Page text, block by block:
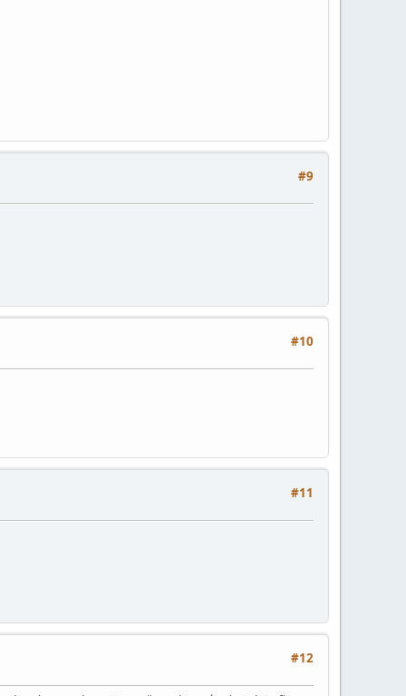
#9
#10
#11
#12